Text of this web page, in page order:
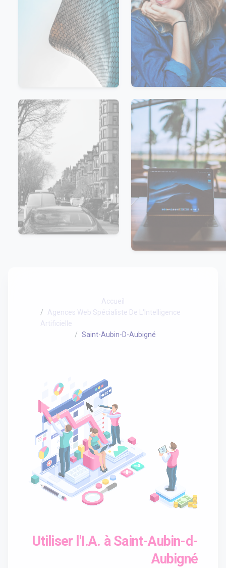
Accueil
Agences Web Spécialiste De L'Intelligence
Artificielle
Saint-Aubin-D-Aubigné
Utiliser l'I.A. à Saint-Aubin-d-
Aubigné